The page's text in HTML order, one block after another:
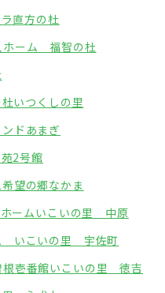
直方の杜
ホーム 福智の杜
いつくしの里
ドあまぎ
2号館
望の郷なかま
ホームいこいの里 中原
いこいの里 宇佐町
壱番館いこいの里 徳吉